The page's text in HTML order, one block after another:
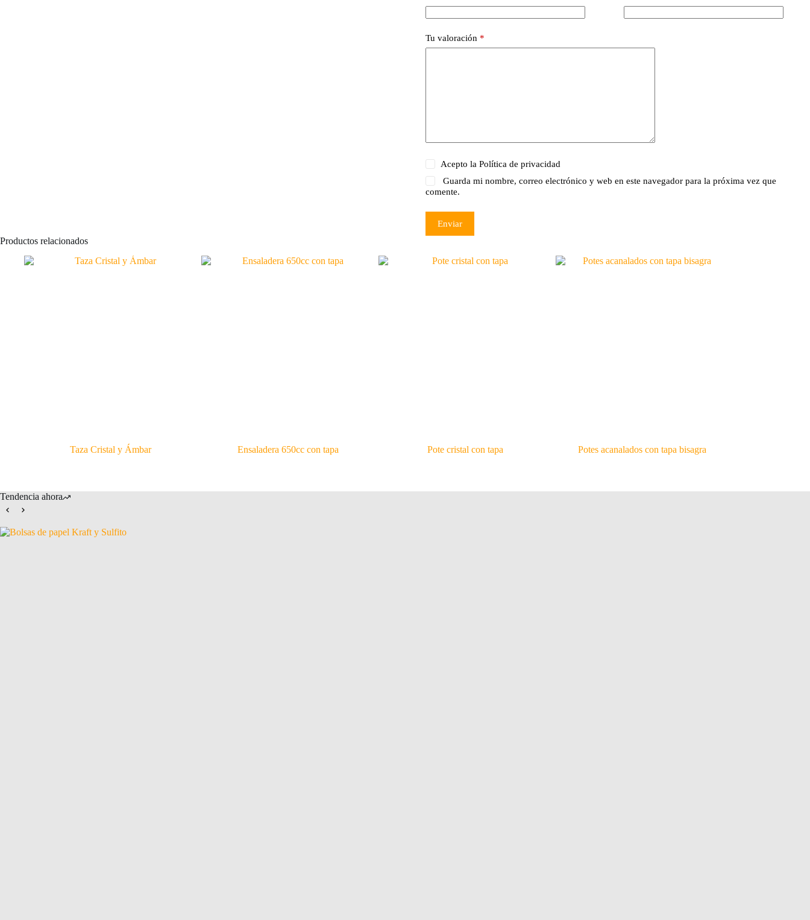
Tu valoración *
Acepto la Política de privacidad
Guarda mi nombre, correo electrónico y web en este navegador para la próxima vez que
comente.
Enviar
Productos relacionados
Taza Cristal y Ámbar Ensaladera 650cc con tapa Pote cristal con tapa Potes acanalados con tapa bisagra
Tendencia ahora